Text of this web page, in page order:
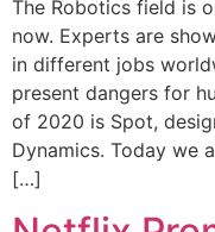
The Robotics field is
now. Experts are
in different jobs
present dangers for
of 2020 is Spot,
Dynamics. Today we
[…]